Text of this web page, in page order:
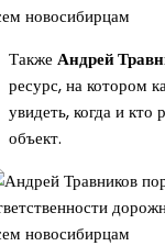
Также Андрей
ресурс, на котором
увидеть, когда и
объект.